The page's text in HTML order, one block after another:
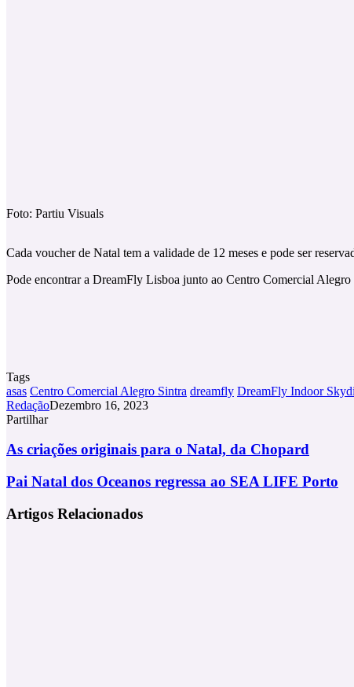
Foto: Partiu Visuals
Cada voucher de Natal tem a validade de 12 meses e pode ser
Pode encontrar a DreamFly Lisboa junto ao Centro Comercial
Tags
asas Centro Comercial Alegro Sintra dreamfly DreamFly Indoor
RedaçãoDezembro 16, 2023
Partilhar
Via
As
originais
para
Natal,
As criações originais para o Natal, da Chopard
Pai
dos
Oceanos
Pai Natal dos Oceanos regressa ao SEA LIFE Porto
Artigos Relacionados